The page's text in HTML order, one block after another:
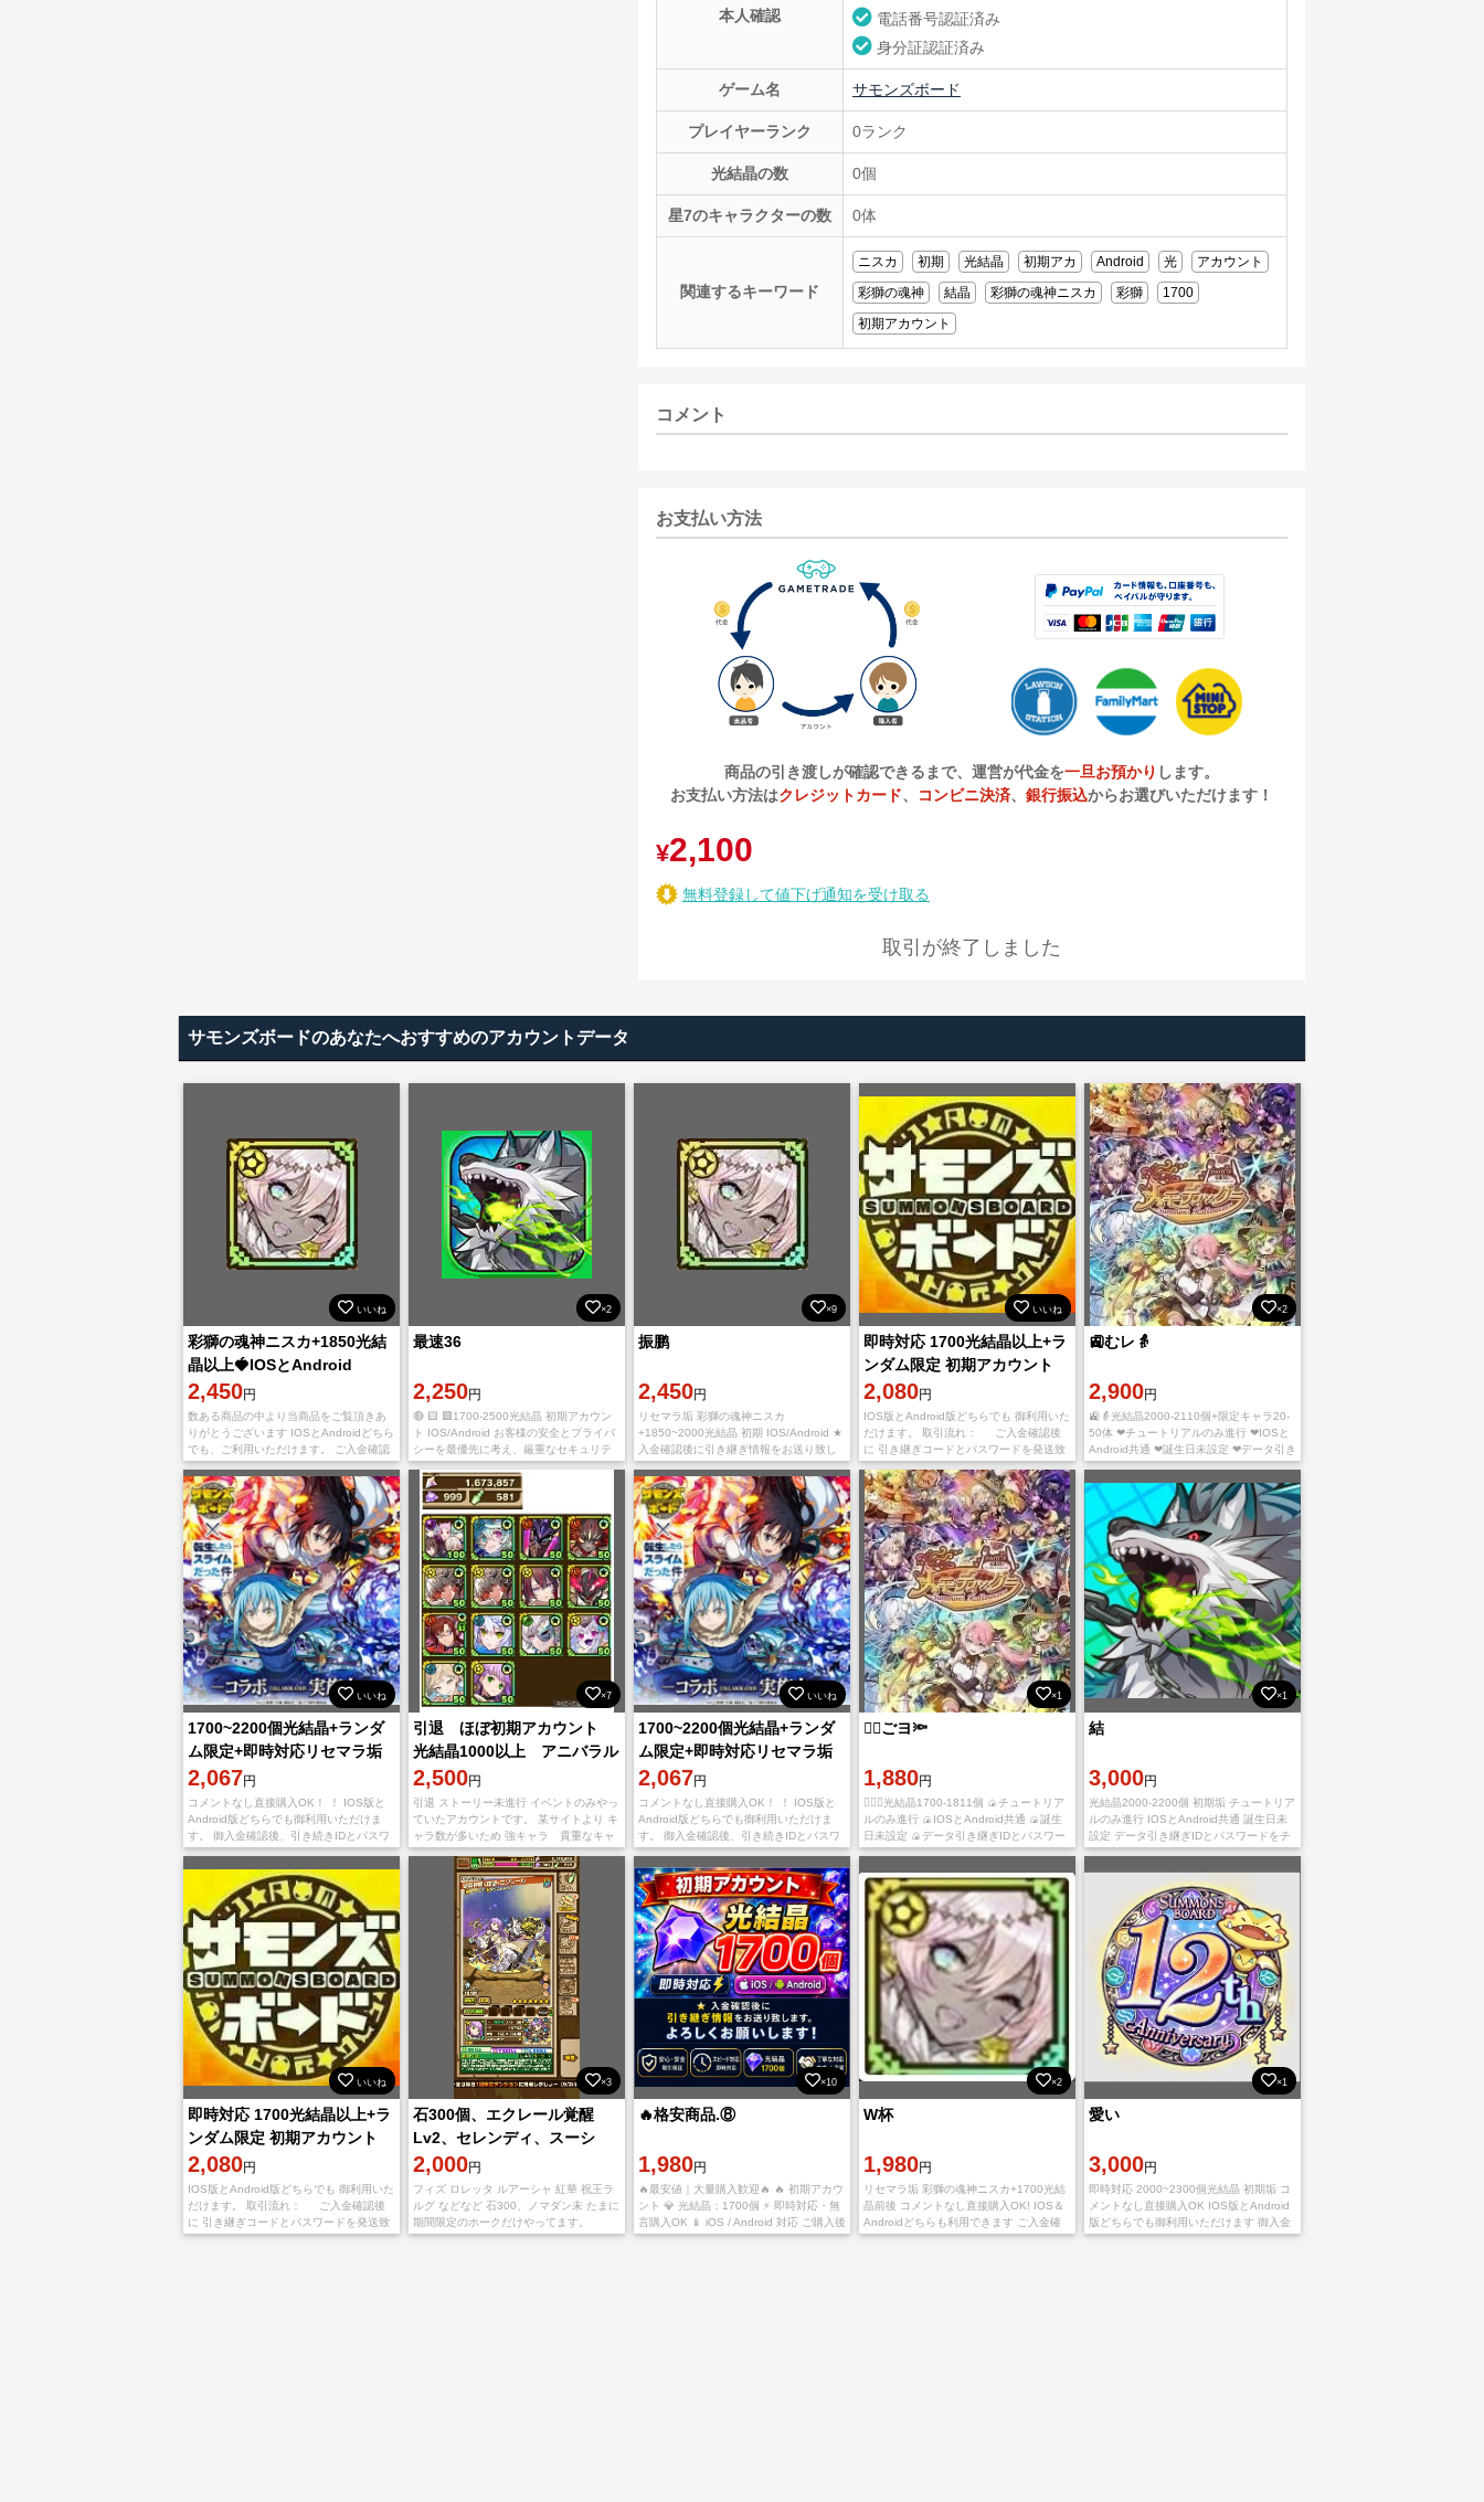
本人確認
電話番号認証済み
身分証認証済み
ゲーム名 サモンズボード
プレイヤーランク 0ランク
光結晶の数 0個
星7のキャラクターの数 0体
関連するキーワード
ニスカ 初期 光結晶 初期アカ Android 光
アカウント
彩獅の魂神
結晶 彩獅の魂神ニスカ 彩獅
1700
初期アカウント
コメント
お支払い方法
商品の引き渡しが確認できるまで、運営が代金を一旦お預かり します。
お支払い方法はクレジットカード、 コンビニ決済、 銀行振込からお選びいただけます！
¥2,100
無料登録して値下げ通知を受け取る
取引が終了しました
サモンズボードのあなたへおすすめのアカウントデータ
いいね
彩獅の魂神ニスカ+1850光結
晶以上🍓IOSとAndroid
2,450円
数ある商品の中より当商品をご覧頂きあ
りがとうございます IOSとAndroidどちら
でも、ご利用いただけます。 ご入金確認
後に、引き継ぎコードとパスワードをチ
ャットで送り致します。 不正行為は一切
×2
最速36
2,250円
🔴 🟨 🟪1700-2500光結晶 初期アカウン
ト IOS/Android お客様の安全とプライバ
シーを最優先に考え、厳重なセキュリテ
ィ対策を実施します。 お客様の信頼と安
心を大切にし、常に最高水準の
×9
振鹏
2,450円
リセマラ垢 彩獅の魂神ニスカ
+1850~2000光結晶 初期 IOS/Android ★
入金確認後に引き継ぎ情報をお送り致し
ます。 直接購入可！在庫あり
いいね
即時対応 1700光結晶以上+ラ
ンダム限定 初期アカウント
2,080円
IOS版とAndroid版どちらでも 御利用いた
だけます。 取引流れ： ご入金確認後
に 引き継ぎコードとパスワードを発送致
します トラブルを避けるために、パスと
メアドなどの変更も忘れずに。 よろしく
×2
🚉むレ👵
2,900円
🚉👵光結晶2000-2110個+限定キャラ20-
50体 ❤チュートリアルのみ進行 ❤IOSと
Android共通 ❤誕生日未設定 ❤データ引き
継ぎIDとパスワードをチャットで送り致
します。
いいね
1700~2200個光結晶+ランダ
ム限定+即時対応リセマラ垢
IOS/Android
2,067円
コメントなし直接購入OK！ ！ IOS版と
Android版どちらでも御利用いただけま
す。 御入金確認後、引き続きIDとパスワ
ードを送らせて頂きます 。 多少誤差があ
りますので予めご了承のほどよろし
×7
引退 ほぼ初期アカウント
光結晶1000以上 アニバラル
グ他
2,500円
引退 ストーリー未進行 イベントのみやっ
ていたアカウントです。 某サイトより キ
ャラ数が多いため 強キャラ 貴重なキャ
ラ のみ載せています アニバラルグ 兎ユ
ミナ 輝聖エク
いいね
1700~2200個光結晶+ランダ
ム限定+即時対応リセマラ垢
IOS/Android
2,067円
コメントなし直接購入OK！ ！ IOS版と
Android版どちらでも御利用いただけま
す。 御入金確認後、引き続きIDとパスワ
ードを送らせて頂きます 。 多少誤差があ
りますので予めご了承のほどよろし
×1
🐱‍🏍ごヨ🔦
1,880円
🐱‍🏍🔦光結晶1700-1811個 🍙チュートリア
ルのみ進行 🍙IOSとAndroid共通 🍙誕生
日未設定 🍙データ引き継ぎIDとパスワー
ドをチャットで送り致します。
×1
結
3,000円
光結晶2000-2200個 初期垢 チュートリア
ルのみ進行 IOSとAndroid共通 誕生日未
設定 データ引き継ぎIDとパスワードをチ
ャットで送り致します。
いいね
即時対応 1700光結晶以上+ラ
ンダム限定 初期アカウント
2,080円
IOS版とAndroid版どちらでも 御利用いた
だけます。 取引流れ： ご入金確認後
に 引き継ぎコードとパスワードを発送致
します トラブルを避けるために、パスと
×3
石300個、エクレール覚醒
Lv2、セレンディ、スーシ
ュ、真獣クロユリ
2,000円
フィズ ロレッタ ルアーシャ 紅華 祝王ラ
ルグ などなど 石300、ノマダン未 たまに
期間限定のホークだけやってます。
×10
🔥格安商品.⑧
1,980円
🔥最安値｜大量購入歓迎🔥 🔥 初期アカウ
ント 💎 光結晶：1700個 ⚡ 即時対応・無
言購入OK 📱 iOS / Android 対応 ご購入後
の流れ ご入金確認後、連携済みアカウン
×2
W杯
1,980円
リセマラ垢 彩獅の魂神ニスカ+1700光結
晶前後 コメントなし直接購入OK! IOS＆
Androidどちらも利用できます ご入金確
認後に、引き継ぎコードとパスワードを
×1
愛い
3,000円
即時対応 2000~2300個光結晶 初期垢 コ
メントなし直接購入OK IOS版とAndroid
版どちらでも御利用いただけます 御入金
確認後、引き続きIDとパスワードを送ら